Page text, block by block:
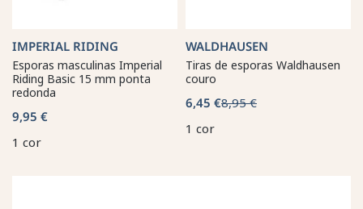
IMPERIAL RIDING
Esporas masculinas Imperial
Riding Basic 15 mm ponta
redonda
9,95 €
1 cor
WALDHAUSEN
Tiras de esporas Waldhausen
couro
6,45 €8,95 €
1 cor